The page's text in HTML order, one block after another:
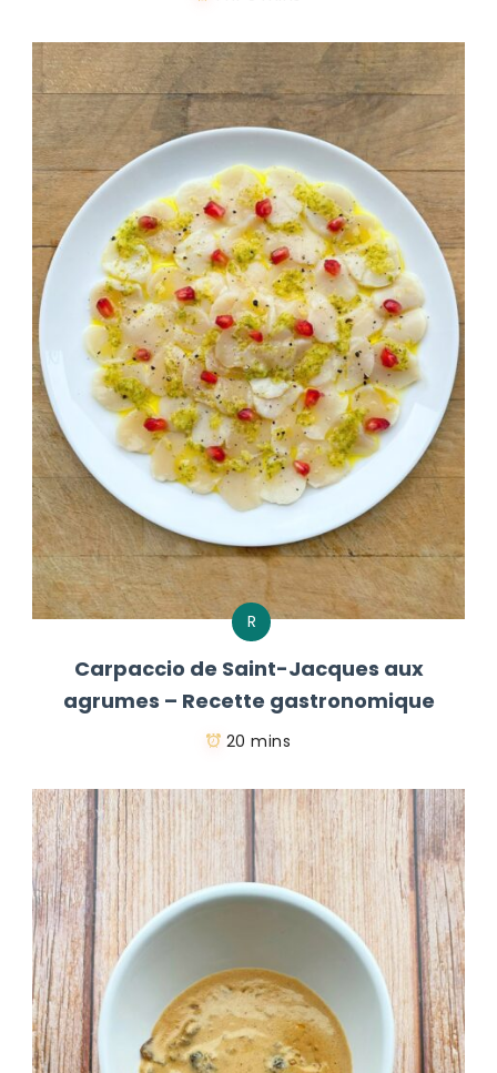
R
Carpaccio de Saint-Jacques aux
agrumes – Recette gastronomique
20 mins